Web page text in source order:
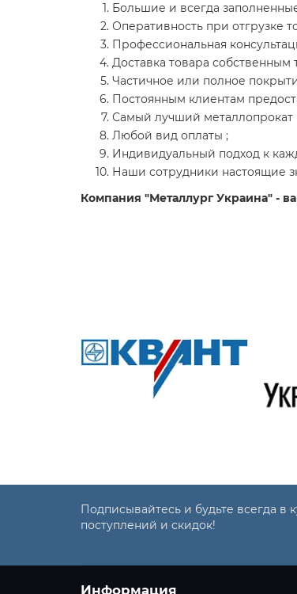
Большие и всегда
Оперативность при отгрузке
Профессиональная
Доставка товара
Частичное или полное
Постоянным клиентам
Самый лучший
Любой вид оплаты ;
Индивидуальный подход к
Наши сотрудники настоящие
Компания "Металлург Украина" -
Подписывайтесь и будьте всегда в
поступлений и скидок!
Информация